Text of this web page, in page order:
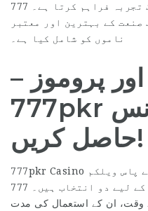
معیار کا گیمنگ تجربہ فراہم کرتا ہے۔ 777pkr نے گیم
کے بہترین اور معتبر
ناموں کو شامل کیا ہے۔
پروموز –
777pkr کیسینو میں بونس
حاصل کریں!
777pkr Casino میں نئے صارف کے طور پر، آپ کے پاس ویلکم
بونس کے لیے دو انتخاب ہیں۔ 777pkr Casino میں بہترین
وقت، ان کے استعمال کی مدت